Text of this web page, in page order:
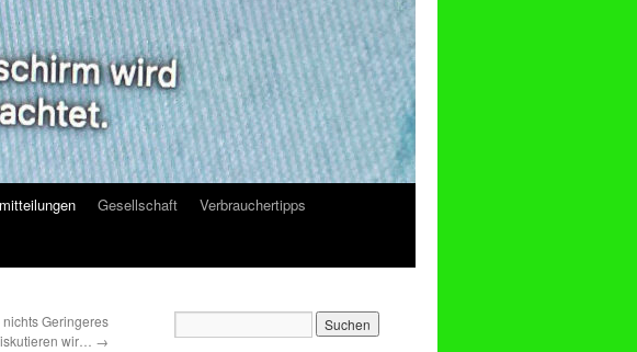
Gesellschaft
Verbrauchertipps
Geringeres
wir… →